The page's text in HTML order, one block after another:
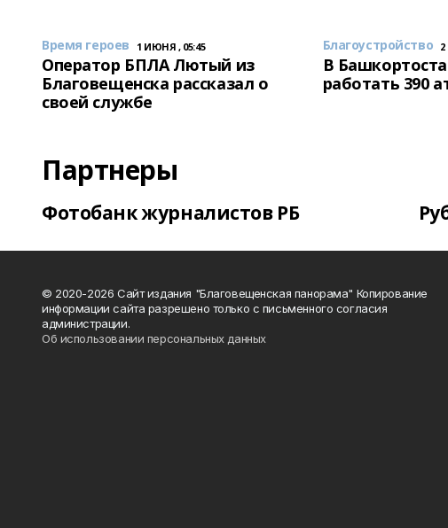
Время героев 1 ИЮНЯ , 05:45
Оператор БПЛА Лютый из
Благовещенска рассказал о
своей службе
Благоустройство
В
работать 390
Партнеры
Фотобанк журналистов РБ
© 2020-2026 Сайт издания "Благовещенская панорама" Копирование
информации сайта разрешено только с письменного согласия
администрации.
Об использовании персональных данных